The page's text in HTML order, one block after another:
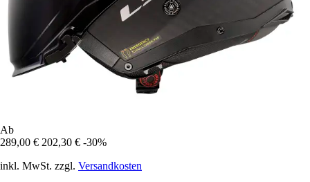
Ab
289,00 € 202,30 € -30%
inkl. MwSt. zzgl. Versandkosten